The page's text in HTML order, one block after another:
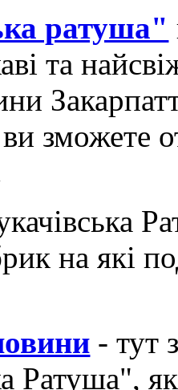
ратуша"
та
зможете
на які
- тут
Ратуша",